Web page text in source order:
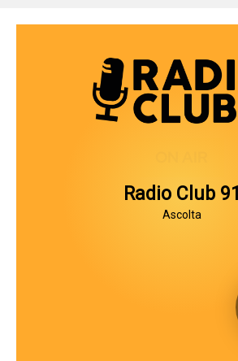
Radio Club 91
Ascolta